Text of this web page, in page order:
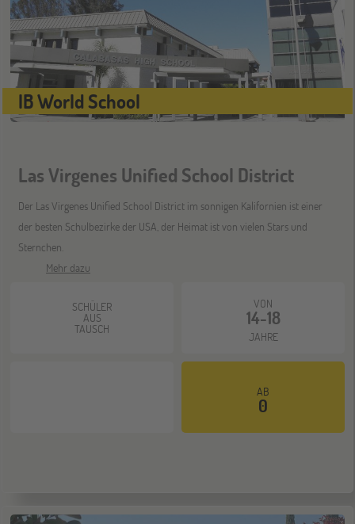
28
OKT
ONLINE
Schüleraustausch-Infoabend (Ozeanien)
07 Bochum
07 Berlin
Jugendbildungsmesse JuBi
Schüleraustausch-Infoabend (Europa)
IB World School
Las Virgenes Unified School District
Der Las Virgenes Unified School District im sonnigen Kalifornien ist einer
der besten Schulbezirke der USA, der Heimat ist von vielen Stars und
Sternchen.
Mehr dazu
SCHÜLER
AUS
TAUSCH
VON
14-18
JAHRE
AB
0